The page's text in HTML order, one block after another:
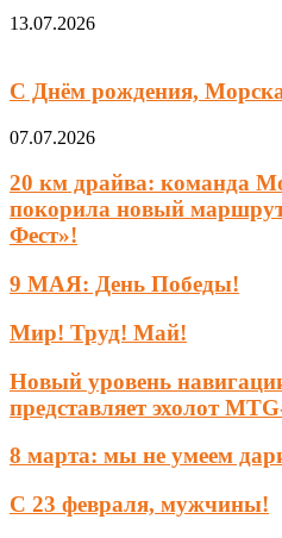
13.07.2026
С Днём рождения,
07.07.2026
20 км драйва: команда
покорила новый
Фест»!
9 МАЯ: День Победы!
Мир! Труд! Май!
Новый уровень
представляет эхолот
8 марта: мы не умеем
С 23 февраля, мужчины!